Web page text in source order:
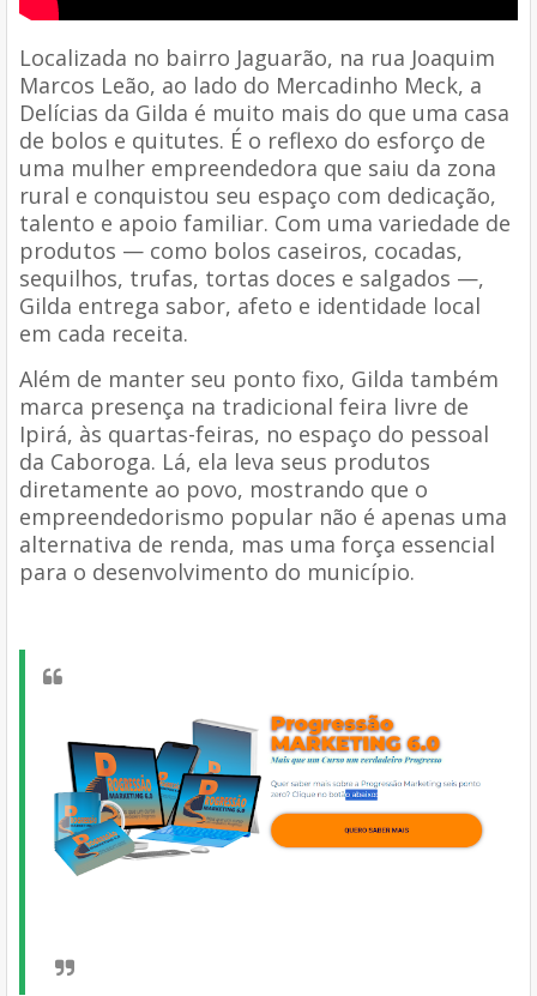
Localizada no bairro Jaguarão, na rua Joaquim
Marcos Leão, ao lado do Mercadinho Meck, a
Delícias da Gilda é muito mais do que uma casa
de bolos e quitutes. É o reflexo do esforço de
uma mulher empreendedora que saiu da zona
rural e conquistou seu espaço com dedicação,
talento e apoio familiar. Com uma variedade de
produtos — como bolos caseiros, cocadas,
sequilhos, trufas, tortas doces e salgados —,
Gilda entrega sabor, afeto e identidade local
em cada receita.
Além de manter seu ponto fixo, Gilda também
marca presença na tradicional feira livre de
Ipirá, às quartas-feiras, no espaço do pessoal
da Caboroga. Lá, ela leva seus produtos
diretamente ao povo, mostrando que o
empreendedorismo popular não é apenas uma
alternativa de renda, mas uma força essencial
para o desenvolvimento do município.